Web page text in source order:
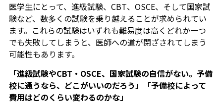
医学生にとって、進級試験、CBT、OSCE、そして国家試
験など、数多くの試験を乗り越えることが求められてい
ます。これらの試験はいずれも難易度は高くどれか一つ
でも失敗してしまうと、医師への道が閉ざされてしまう
可能性もあります。
「進級試験やCBT・OSCE、国家試験の自信がない。予備
校に通うなら、どこがいいのだろう」「予備校によって
費用はどのくらい変わるのかな」